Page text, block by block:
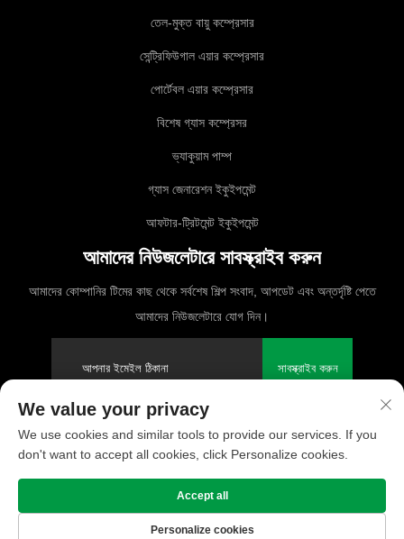
তেল-মুক্ত বায়ু কম্প্রেসার
সেন্ট্রিফিউগাল এয়ার কম্প্রেসার
পোর্টেবল এয়ার কম্প্রেসার
বিশেষ গ্যাস কম্প্রেসর
ভ্যাকুয়াম পাম্প
গ্যাস জেনারেশন ইকুইপমেন্ট
আফটার-ট্রিটমেন্ট ইকুইপমেন্ট
আমাদের নিউজলেটারে সাবস্ক্রাইব করুন
আমাদের কোম্পানির টিমের কাছ থেকে সর্বশেষ শিল্প সংবাদ, আপডেট এবং অন্তর্দৃষ্টি পেতে
আমাদের নিউজলেটারে যোগ দিন।
সাবস্ক্রাইব করুন
কপিরাইট © 2025 PUFCO কম্প্রেসার (শাংহাই) কোং, লিমিটেড। সমস্ত অধিকার সংরক্ষিত
গোপনীয়তা নীতি
We value your privacy
We use cookies and similar tools to provide our services. If you
don't want to accept all cookies, click Personalize cookies.
Personalize cookies
Accept all